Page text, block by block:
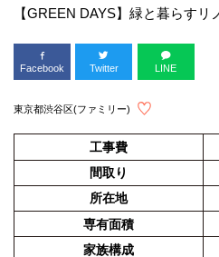
【GREEN DAYS】緑と暮らすリ
Facebook Twitter LINE
東京都渋谷区(ファミリー)
工事費
間取り
所在地
専有面積
家族構成